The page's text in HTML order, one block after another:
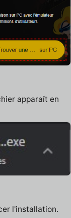
apparaît en
l'installation.